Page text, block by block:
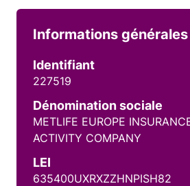
Informations générales
Identifiant
227519
Dénomination sociale
METLIFE EUROPE
ACTIVITY COMPANY
LEI
635400UXRXZZHNPISH82